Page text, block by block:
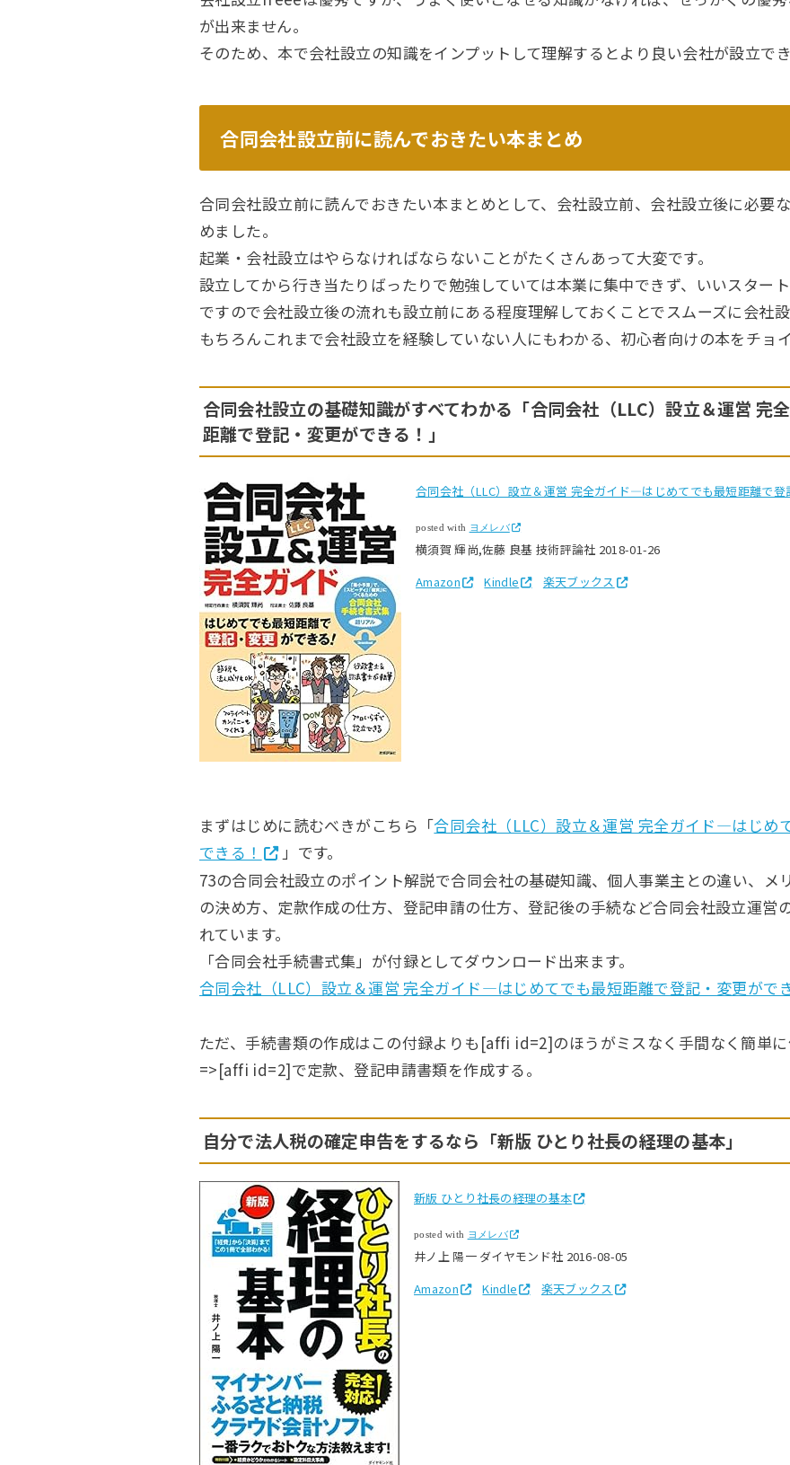
が出来ません。
そのため、本で会社設立の知識をインプットして理解するとより良い会社が設立で
合同会社設立前に読んでおきたい本まとめ
合同会社設立前に読んでおきたい本まとめとして、会社設立前、会社設立後に必要
めました。
起業・会社設立はやらなければならないことがたくさんあって大変です。
設立してから行き当たりばったりで勉強していては本業に集中できず、いいスタート
ですので会社設立後の流れも設立前にある程度理解しておくことでスムーズに会社設
もちろんこれまで会社設立を経験していない人にもわかる、初心者向けの本をチョイ
合同会社設立の基礎知識がすべてわかる「合同会社（LLC）設立＆運営 完
距離で登記・変更ができる！」
合同会社（LLC）設立＆運営 完全ガイド―はじめてでも最短距離で登
posted with ヨメレバ
横須賀 輝尚,佐藤 良基 技術評論社 2018-01-26
Amazon
Kindle 楽天ブックス
まずはじめに読むべきがこちら「合同会社（LLC）設立＆運営 完全ガイド―はじめ
できる！
」です。
73の合同会社設立のポイント解説で合同会社の基礎知識、個人事業主との違い、メ
の決め方、定款作成の仕方、登記申請の仕方、登記後の手続など合同会社設立運営
れています。
「合同会社手続書式集」が付録としてダウンロード出来ます。
合同会社（LLC）設立＆運営 完全ガイド―はじめてでも最短距離で登記・変更がで
ただ、手続書類の作成はこの付録よりも[affi id=2]のほうがミスなく手間なく簡単に
=>[affi id=2]で定款、登記申請書類を作成する。
自分で法人税の確定申告をするなら「新版 ひとり社長の経理の基本」
新版 ひとり社長の経理の基本
posted with ヨメレバ
井ノ上 陽一 ダイヤモンド社 2016-08-05
Amazon
Kindle 楽天ブックス